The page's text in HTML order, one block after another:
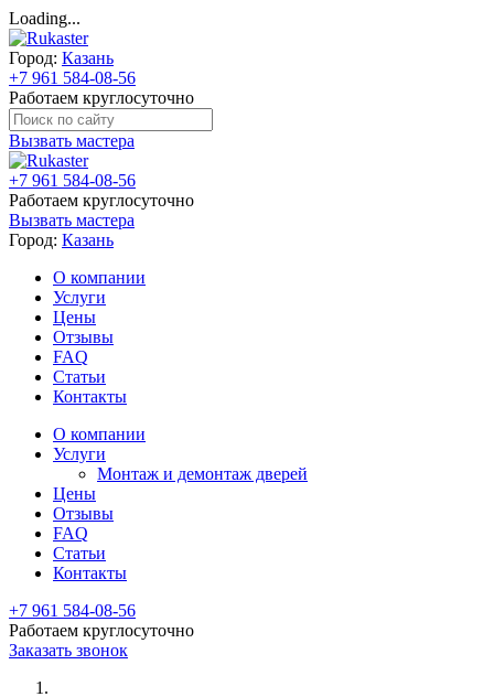
Loading...
Город: Казань
+7 961 584-08-56
Работаем круглосуточно
Вызвать мастера
+7 961 584-08-56
Работаем круглосуточно
Вызвать мастера
Город: Казань
О компании
Услуги
Цены
Отзывы
FAQ
Статьи
Контакты
О компании
Услуги
Монтаж и демонтаж дверей
Цены
Отзывы
FAQ
Статьи
Контакты
+7 961 584-08-56
Работаем круглосуточно
Заказать звонок